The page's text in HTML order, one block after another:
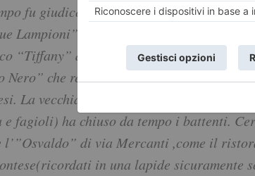
fu giudice, non sempre imparziale, di
Lampioni”, “la Vecchia Lanterna”,” il
“Tiffany” dove andavo a cena con
che resiste al tempo che logora.
La vecchia birreria” Mazzini” (dove
e fagioli) ha chiuso da tempo i battenti.
l’”Osvaldo” di via Mercanti ,come il
in una lapide sicuramente